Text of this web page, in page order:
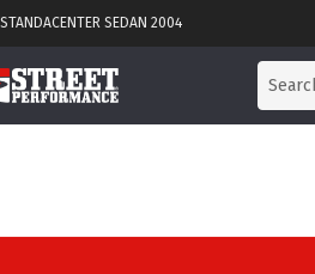
SEDAN 2004